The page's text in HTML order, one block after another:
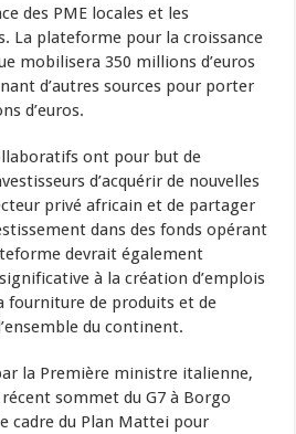
des PME locales et les
La plateforme pour la croissance
mobilisera 350 millions d’euros
d’autres sources pour porter
d’euros.
ont pour but de
d’acquérir de nouvelles
privé africain et de partager
dans des fonds opérant
devrait également
à la création d’emplois
fourniture de produits et de
du continent.
la Première ministre italienne,
sommet du G7 à Borgo
cadre du Plan Mattei pour